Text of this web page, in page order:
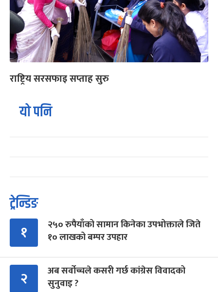
राष्ट्रिय सरसफाइ सप्ताह सुरु
यो पनि
ट्रेन्डिङ
१
२५० रुपैयाँको सामान किनेका उपभोक्ताले जिते
१० लाखको बम्पर उपहार
२
अब सर्वोच्चले कसरी गर्छ कांग्रेस विवादको
सुनुवाइ ?